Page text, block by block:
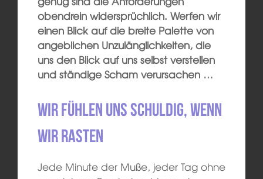
obendrein widersprüchlich. Werfen wir
einen Blick auf die breite Palette von
angeblichen Unzulänglichkeiten, die
uns den Blick auf uns selbst verstellen
und ständige Scham verursachen …
Wir fühlen uns schuldig, wenn
wir rasten
Jede Minute der Muße, jeder Tag ohne